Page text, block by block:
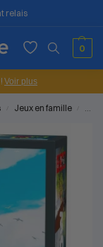
relais
0
Voir plus
Jeux en famille